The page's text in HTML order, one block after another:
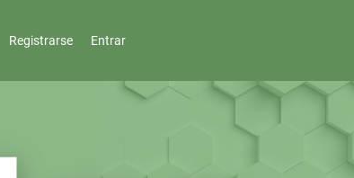
Registrarse Entrar